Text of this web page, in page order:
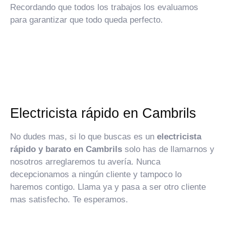
Recordando que todos los trabajos los evaluamos
para garantizar que todo queda perfecto.
Electricista rápido en Cambrils
No dudes mas, si lo que buscas es un electricista
rápido y barato en Cambrils solo has de llamarnos y
nosotros arreglaremos tu avería. Nunca
decepcionamos a ningún cliente y tampoco lo
haremos contigo. Llama ya y pasa a ser otro cliente
mas satisfecho. Te esperamos.